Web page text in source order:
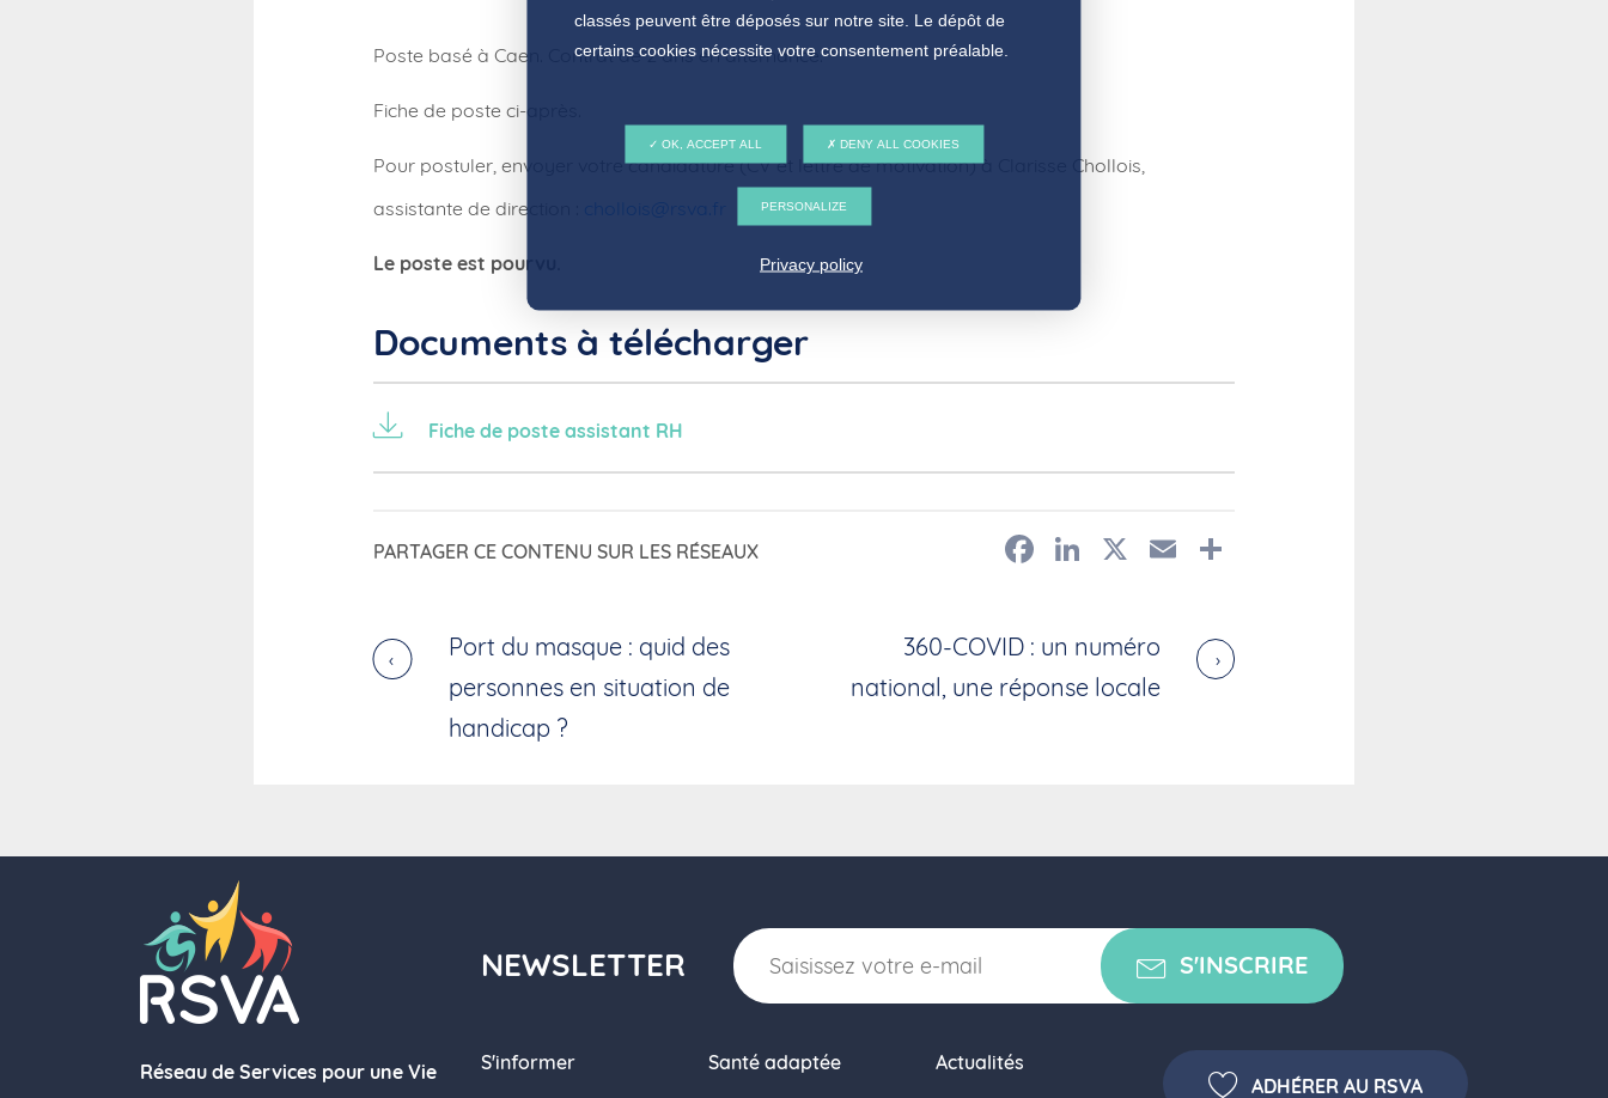
Poste basé à Caen. Contrat de 2 ans en alternance.
Fiche de poste ci-après.
Pour postuler, envoyer votre candidature (CV et lettre de motivation) à Clarisse Chollois,
assistante de direction :
chollois@rsva.fr
Le poste est pourvu.
Documents à télécharger
Fiche de poste assistant RH
PARTAGER CE CONTENU SUR LES RÉSEAUX Facebook
LinkedIn
X Email
›
Port du masque : quid des
personnes en situation de
handicap ?
360-COVID : un numéro
national, une réponse locale
›
NEWSLETTER S'INSCRIRE
Réseau de Services pour une Vie S'informer Santé adaptée
Actualités
ADHÉRER AU RSVA
classés peuvent être déposés sur notre site. Le dépôt de
certains cookies nécessite votre consentement préalable.
OK, ACCEPT ALL DENY ALL COOKIES
PERSONALIZE
Privacy policy